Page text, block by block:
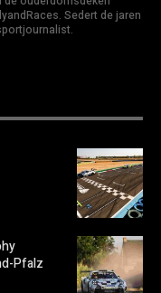
Sedert de jaren
Pfalz